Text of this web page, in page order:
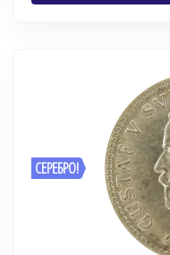
СЕРЕБРО!